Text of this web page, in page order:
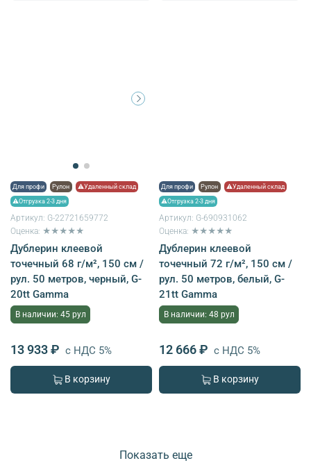
Для профи Рулон ⚠Удаленный склад
⚠Отгрузка 2-3 дня
Артикул: G-22721659772
Оценка: ★★★★★
Дублерин клеевой
точечный 68 г/м², 150 см /
рул. 50 метров, черный, G-
20tt Gamma
В наличии: 45 рул
13 933 ₽ с НДС 5%
В корзину
Для профи Рулон ⚠Удаленный склад
⚠Отгрузка 2-3 дня
Артикул: G-690931062
Оценка: ★★★★★
Дублерин клеевой
точечный 72 г/м², 150 см /
рул. 50 метров, белый, G-
21tt Gamma
В наличии: 48 рул
12 666 ₽ с НДС 5%
В корзину
Показать еще